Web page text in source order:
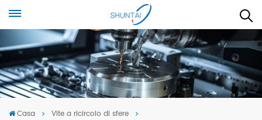
Casa
Vite a ricircolo di sfere